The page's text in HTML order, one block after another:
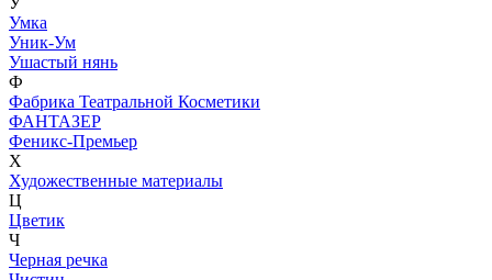
Умка
Уник-Ум
Ушастый нянь
Ф
Фабрика Театральной Косметики
ФАНТАЗЕР
Феникс-Премьер
Х
Художественные материалы
Ц
Цветик
Ч
Черная речка